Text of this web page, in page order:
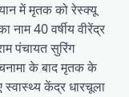
में मृतक को रेस्क्यू
40 वर्षीय वीरेंद्र
पंचायत सुरिंग
के बाद मृतक के
केंद्र धारचूला